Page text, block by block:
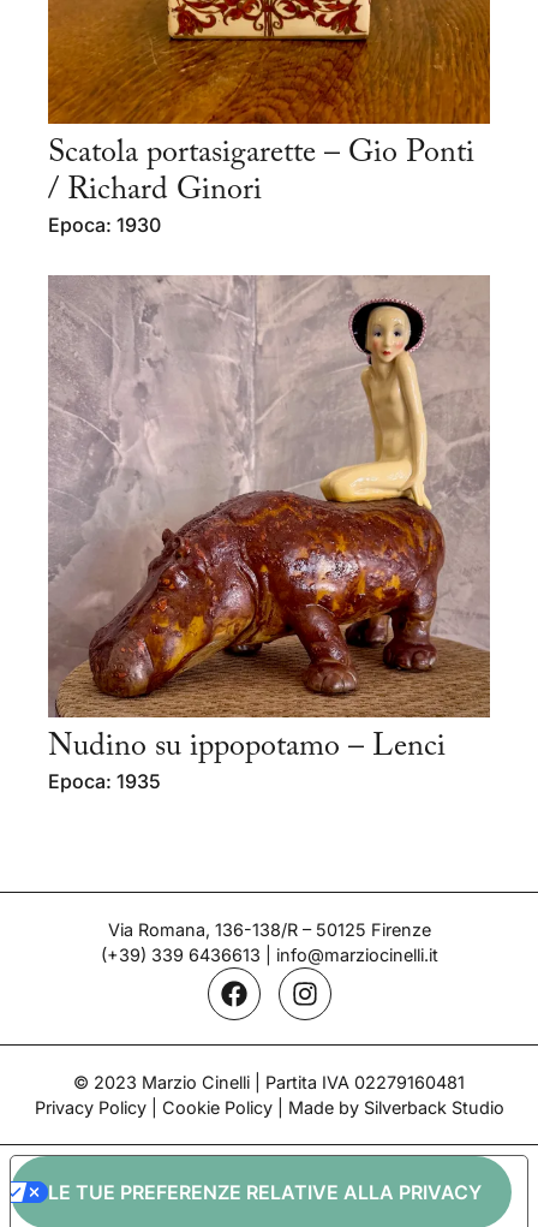
Scatola portasigarette – Gio Ponti
/ Richard Ginori
Epoca: 1930
Nudino su ippopotamo – Lenci
Epoca: 1935
Via Romana, 136-138/R – 50125 Firenze
(+39) 339 6436613
info@marziocinelli.it
© 2023 Marzio Cinelli | Partita IVA 02279160481
Privacy Policy| Cookie Policy| Made by Silverback Studio
LE TUE PREFERENZE RELATIVE ALLA PRIVACY